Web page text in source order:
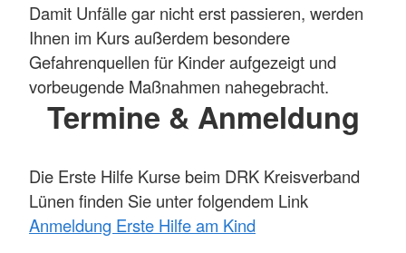
Damit Unfälle gar nicht erst passieren, werden
Ihnen im Kurs außerdem besondere
Gefahrenquellen für Kinder aufgezeigt und
vorbeugende Maßnahmen nahegebracht.
Termine & Anmeldung
Die Erste Hilfe Kurse beim DRK Kreisverband
Lünen finden Sie unter folgendem Link
Anmeldung Erste Hilfe am Kind